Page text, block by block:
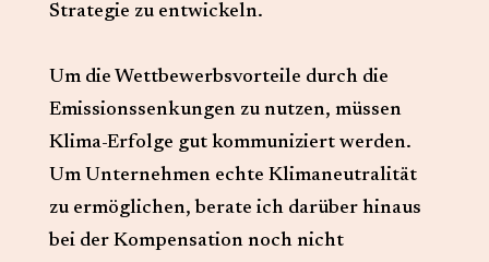
Strategie zu entwickeln.
Um die Wettbewerbsvorteile durch die
Emissionssenkungen zu nutzen, müssen
Klima-Erfolge gut kommuniziert werden.
Um Unternehmen echte Klimaneutralität
zu ermöglichen, berate ich darüber hinaus
bei der Kompensation noch nicht